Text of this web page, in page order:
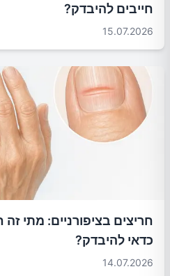
חייבים להיבדק?
15.07.2026
חריצים בציפורניים: מתי
כדאי להיבדק?
14.07.2026